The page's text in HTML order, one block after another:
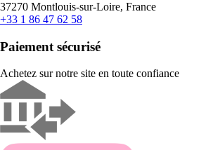
37270 Montlouis-sur-Loire, France
+33 1 86 47 62 58
Paiement sécurisé
Achetez sur notre site en toute confiance